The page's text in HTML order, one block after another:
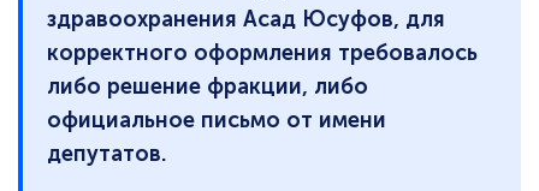
здравоохранения Асад Юсуфов, для
корректного оформления требовалось
либо решение фракции, либо
официальное письмо от имени
депутатов.